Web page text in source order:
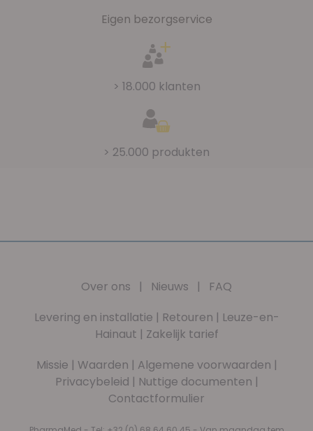
Eigen bezorgservice
> 18.000 klanten
> 25.000 produkten
Over ons | Nieuws | FAQ
Levering en installatie | Retouren | Leuze-en-
Hainaut | Zakelijk tarief
Missie | Waarden | Algemene voorwaarden |
Privacybeleid | Nuttige documenten |
Contactformulier